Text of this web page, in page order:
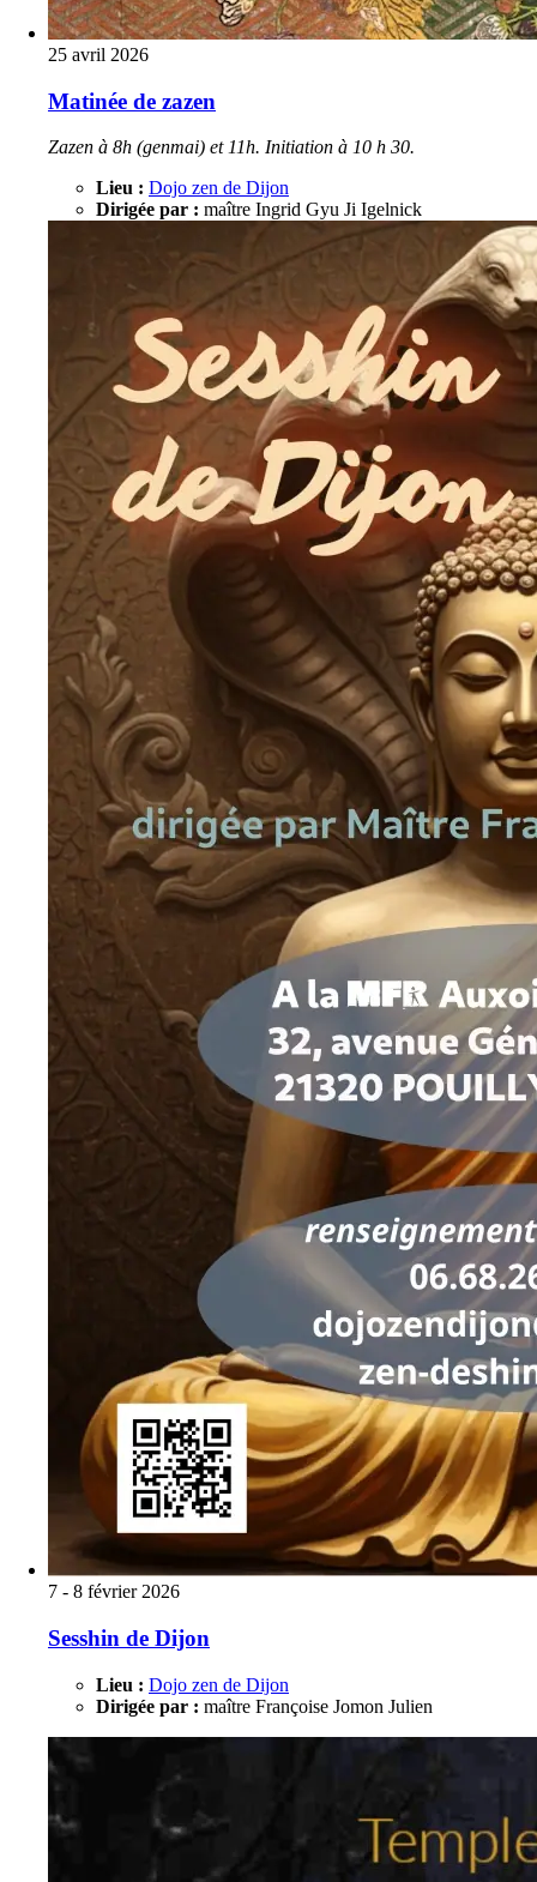
25 avril 2026
Matinée de zazen
Zazen à 8h (genmai) et 11h. Initiation à 10 h 30.
Lieu : Dojo zen de Dijon
Dirigée par : maître Ingrid Gyu Ji Igelnick
7 - 8 février 2026
Sesshin de Dijon
Lieu : Dojo zen de Dijon
Dirigée par : maître Françoise Jomon Julien